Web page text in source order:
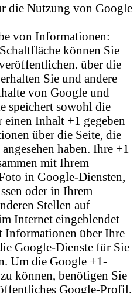
die Nutzung von Google
von Informationen:
können Sie
über die
Sie und andere
von Google und
speichert sowohl die
Inhalt +1 gegeben
über die Seite, die
haben. Ihre +1
mit Ihrem
in Google-Diensten,
oder in Ihrem
Stellen auf
Internet eingeblendet
Informationen über Ihre
Google-Dienste für Sie
Um die Google +1-
können, benötigen Sie
Google-Profil,